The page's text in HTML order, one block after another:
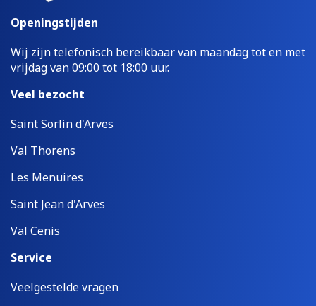
Openingstijden
Wij zijn telefonisch bereikbaar van maandag tot en met
vrijdag van 09:00 tot 18:00 uur.
Veel bezocht
Saint Sorlin d'Arves
Val Thorens
Les Menuires
Saint Jean d'Arves
Val Cenis
Service
Veelgestelde vragen